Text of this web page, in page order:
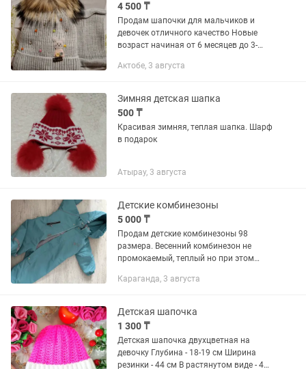
4 500 ₸
Продам шапочки для мальчиков и
девочек отличного качество Новые
возраст начиная от 6 месяцев до 3-
Актобе, 3 августа
Зимняя детская шапка
500 ₸
Красивая зимняя, теплая шапка. Шарф
в подарок
Атырау, 3 августа
Детские комбинезоны
5 000 ₸
Продам детские комбинезоны 98
размера. Весенний комбинезон не
промокаемый, теплый но при этом
ребенка. Зимний комбинезон ооочень
Караганда, 3 августа
Детская шапочка
1 300 ₸
Детская шапочка двухцветная на
девочку Глубина - 18-19 см Ширина
резинки - 44 см В растянутом виде - 49